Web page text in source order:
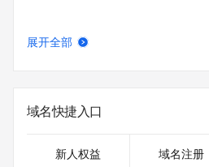
展开全部
域名快捷入口
新人权益 域名注册